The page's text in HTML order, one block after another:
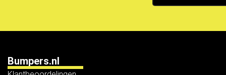
Bumpers.nl